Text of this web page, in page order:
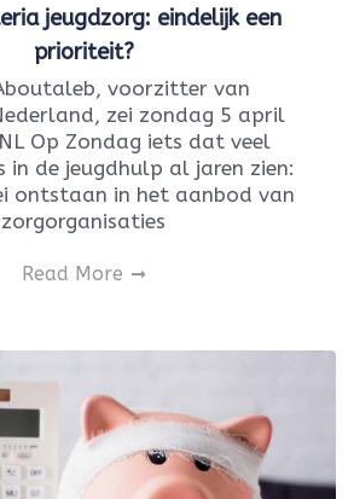
jeugdzorg: eindelijk een
prioriteit?
voorzitter van
zei zondag 5 april
Op Zondag iets dat veel
in de jeugdhulp al jaren zien:
ontstaan in het aanbod van
zorgorganisaties
Read More